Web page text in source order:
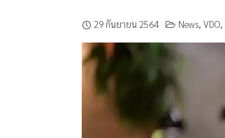
29 กันยายน 2564 News, VDO,
ตัว
เล่น
ไฟล์